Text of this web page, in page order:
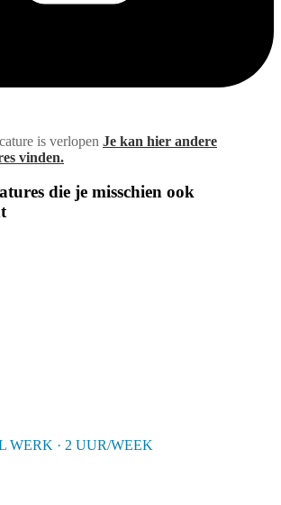
is verlopen Je kan hier andere
vinden.
die je misschien ook
WERK · 2 UUR/WEEK